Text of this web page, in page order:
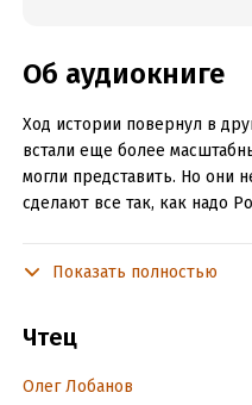
Об аудиокниге
Ход истории повернул в
встали еще более
могли представить. Но они
сделают все так, как надо
Подробная информация
Год издания:
Дата поступления:
Показать полностью
Чтец
Олег Лобанов